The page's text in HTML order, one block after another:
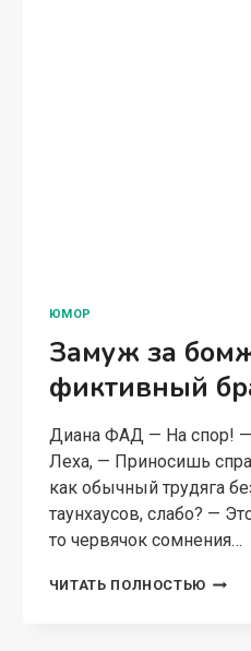
ЮМОР
Замуж за
фиктивный
Диана ФАД — На спор! —
Леха, — Приносишь
как обычный трудяга
таунхаусов, слабо? —
то червячок сомнения…
ЧИТАТЬ ПОЛНОСТЬЮ